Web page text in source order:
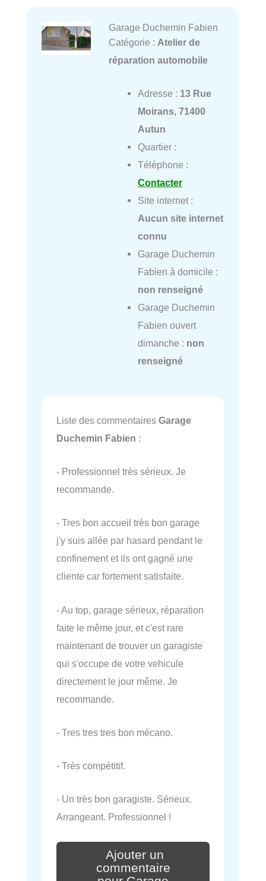
Garage Duchemin Fabien
Catégorie : Atelier de
réparation automobile
Adresse : 13 Rue
Moirans, 71400
Autun
Quartier :
Téléphone :
Contacter
Site internet :
Aucun site internet
connu
Garage Duchemin
Fabien à domicile :
non renseigné
Garage Duchemin
Fabien ouvert
dimanche : non
renseigné
Liste des commentaires Garage
Duchemin Fabien :
- Professionnel très sérieux. Je
recommande.
- Tres bon accueil très bon garage
j'y suis allée par hasard pendant le
confinement et ils ont gagné une
cliente car fortement satisfaite.
- Au top, garage sérieux, réparation
faite le même jour, et c'est rare
maintenant de trouver un garagiste
qui s'occupe de votre vehicule
directement le jour même. Je
recommande.
- Tres tres tres bon mécano.
- Très compétitif.
- Un très bon garagiste. Sérieux.
Arrangeant. Professionnel !
Ajouter un
commentaire